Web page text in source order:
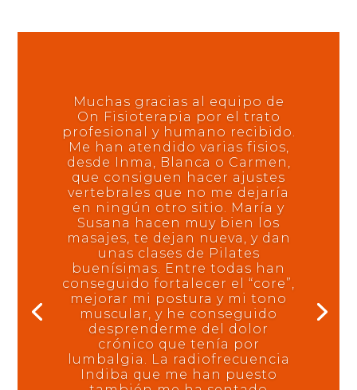
Muchas gracias al equipo de
On Fisioterapia por el trato
profesional y humano recibido.
Me han atendido varias fisios,
desde Inma, Blanca o Carmen,
que consiguen hacer ajustes
vertebrales que no me dejaría
en ningún otro sitio. María y
Susana hacen muy bien los
masajes, te dejan nueva, y dan
unas clases de Pilates
buenísimas. Entre todas han
conseguido fortalecer el “core”,
mejorar mi postura y mi tono
muscular, y he conseguido
desprenderme del dolor
crónico que tenía por
lumbalgia. La radiofrecuencia
Indiba que me han puesto